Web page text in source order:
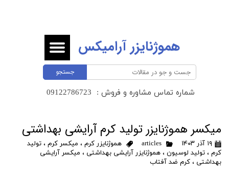
جستجو
هموژنایزر آرامیکس
شماره تماس مشاوره و فروش :
میکسر هموژنایزر تولید کرم آرایشی بهداشتی
۱۹ آذر ۱۴۰۳ articles هموژنایزر کرم ، میکسر کرم ، تولید
کرم ، تولید لوسیون ، هموژنایزر آرایشی بهداشتی ، میکسر آرایشی
بهداشتی ، کرم ضد آفتاب